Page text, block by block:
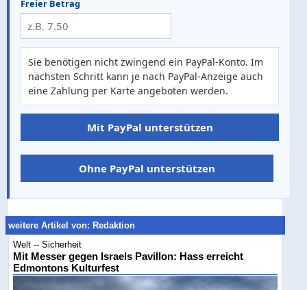
Freier Betrag
Sie benötigen nicht zwingend ein PayPal-Konto. Im
nächsten Schritt kann je nach PayPal-Anzeige auch
eine Zahlung per Karte angeboten werden.
Mit PayPal unterstützen
Ohne PayPal unterstützen
weitere Artikel von: Redaktion
Welt -- Sicherheit
Mit Messer gegen Israels Pavillon: Hass erreicht
Edmontons Kulturfest